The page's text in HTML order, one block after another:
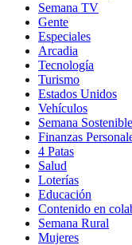
Semana TV
Gente
Especiales
Arcadia
Tecnología
Turismo
Estados Unidos
Vehículos
Semana Sostenible
Finanzas
4 Patas
Salud
Loterías
Educación
Contenido en
Semana Rural
Mujeres